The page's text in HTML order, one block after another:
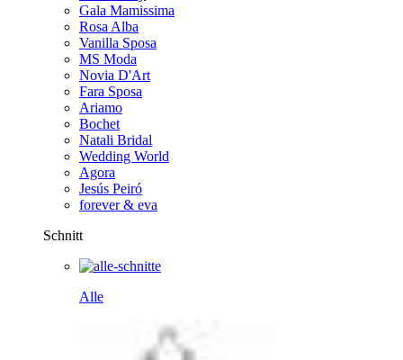
Gala Mamissima
Rosa Alba
Vanilla Sposa
MS Moda
Novia D'Art
Fara Sposa
Ariamo
Bochet
Natali Bridal
Wedding World
Agora
Jesús Peiró
forever & eva
Schnitt
Alle